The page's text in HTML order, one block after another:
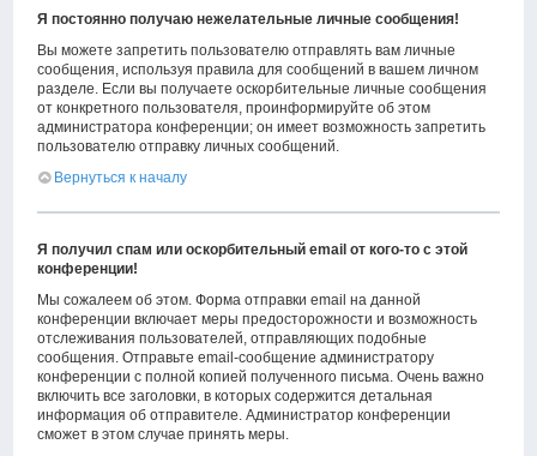
Я постоянно получаю нежелательные личные сообщения!
Вы можете запретить пользователю отправлять вам личные
сообщения, используя правила для сообщений в вашем личном
разделе. Если вы получаете оскорбительные личные сообщения
от конкретного пользователя, проинформируйте об этом
администратора конференции; он имеет возможность запретить
пользователю отправку личных сообщений.
Вернуться к началу
Я получил спам или оскорбительный email от кого-то с этой
конференции!
Мы сожалеем об этом. Форма отправки email на данной
конференции включает меры предосторожности и возможность
отслеживания пользователей, отправляющих подобные
сообщения. Отправьте email-сообщение администратору
конференции с полной копией полученного письма. Очень важно
включить все заголовки, в которых содержится детальная
информация об отправителе. Администратор конференции
сможет в этом случае принять меры.